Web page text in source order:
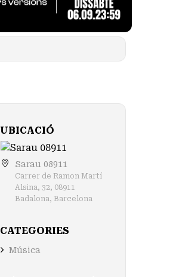
UBICACIÓ
Sarau 08911
Carrer de Ramon Martí
Alsina, 32, 08911
Badalona, Barcelona
CATEGORIES
Música